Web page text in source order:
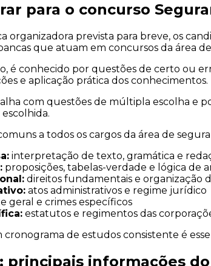
para o concurso
organizadora prevista para breve, os
que atuam em concursos da área
é conhecido por questões de certo ou
e aplicação prática dos conhecimentos.
com questões de múltipla escolha e
a todos os cargos da área de
interpretação de texto, gramática e
proposições, tabelas-verdade e lógica de
direitos fundamentais e organização
atos administrativos e regime jurídico
geral e crimes específicos
estatutos e regimentos das
de estudos consistente é
principais informações